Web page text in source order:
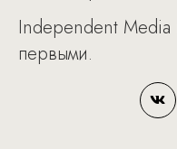
Independent Media
первыми.​